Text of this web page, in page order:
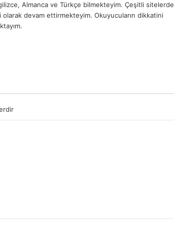
Almanca ve Türkçe bilmekteyim. Çeşitli sitelerde
devam ettirmekteyim. Okuyucuların dikkatini